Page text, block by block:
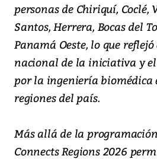
personas de Chiriquí, Coclé,
Santos, Herrera, Bocas del
Panamá Oeste, lo que
nacional de la iniciativa y
por la ingeniería biomédica
regiones del país.
Más allá de la
Connects Regions 2026